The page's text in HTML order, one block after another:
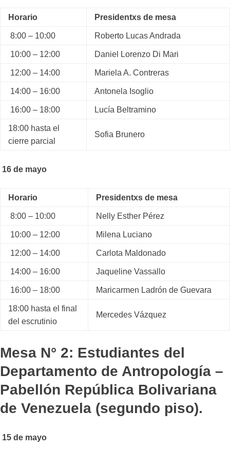
Horario Presidentxs de mesa
8:00 – 10:00 Roberto Lucas Andrada
10:00 – 12:00 Daniel Lorenzo Di Mari
12:00 – 14:00 Mariela A. Contreras
14:00 – 16:00 Antonela Isoglio
16:00 – 18:00 Lucía Beltramino
18:00 hasta el
cierre parcial
Sofia Brunero
16 de mayo
Horario Presidentxs de mesa
8:00 – 10:00 Nelly Esther Pérez
10:00 – 12:00 Milena Luciano
12:00 – 14:00 Carlota Maldonado
14:00 – 16:00 Jaqueline Vassallo
16:00 – 18:00 Maricarmen Ladrón de Guevara
18:00 hasta el final
del escrutinio
Mercedes Vázquez
Mesa N° 2: Estudiantes del
Departamento de Antropología –
Pabellón República Bolivariana
de Venezuela (segundo piso).
15 de mayo